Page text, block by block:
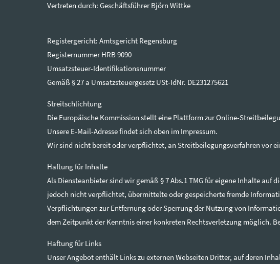
Vertreten durch: Geschäftsführer Björn Wittke
Registergericht: Amtsgericht Regensburg
Registernummer HRB 9090
Umsatzsteuer-Identifikationsnummer
Gemäß § 27 a Umsatzsteuergesetz USt-IdNr. DE231275621
Streitschlichtung
Die Europäische Kommission stellt eine Plattform zur Online-
Unsere E-Mail-Adresse findet sich oben im Impressum.
Wir sind nicht bereit oder verpflichtet, an Streitbeilegungsverfahren vor
Haftung für Inhalte
Als Diensteanbieter sind wir gemäß § 7 Abs.1 TMG für eigene Inhalte auf
jedoch nicht verpflichtet, übermittelte oder gespeicherte fremde
Verpflichtungen zur Entfernung oder Sperrung der Nutzung von
dem Zeitpunkt der Kenntnis einer konkreten Rechtsverletzung möglich.
Haftung für Links
Unser Angebot enthält Links zu externen Webseiten Dritter, auf deren